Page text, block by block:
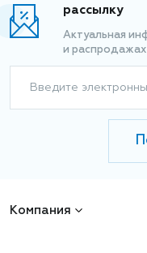
рассылку
Актуальная
и
Введите
Компания